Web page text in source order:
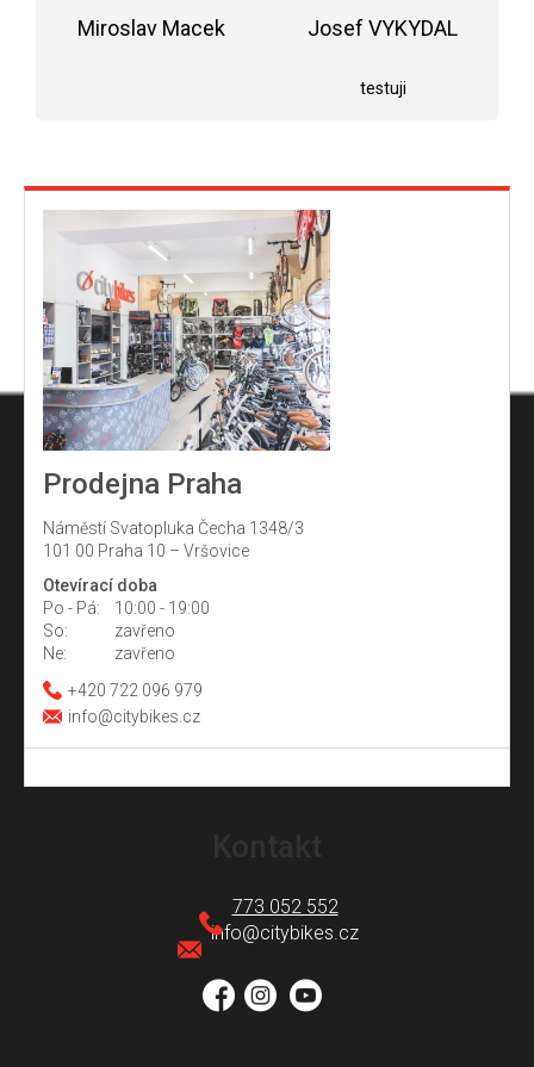
Miroslav Macek Josef VYKYDAL
testuji
Prodejna Praha
Náměstí Svatopluka Čecha 1348/3
101 00 Praha 10 – Vršovice
Otevírací doba
Po - Pá:
10:00 - 19:00
So:
zavřeno
Ne:
zavřeno
+420 722 096 979
info@citybikes.cz
info@citybikes.cz
773 052 552